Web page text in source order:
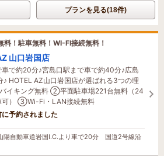
プランを見る(18件)
料！駐車無料！WI-FI接続無料！
山口岩国店
で約20分♪宮島口駅まで車で約40分♪広島
♪ HOTEL AZ山口岩国店が選ばれる3つの理
イキング無料 ②平面駐車場221台無料（24
可） ③Wi-Fi・LAN接続無料
予約されました
陽自動車道岩国I.C.より車で20分 国道2号線沿